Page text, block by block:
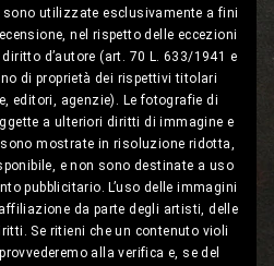
utilizzate esclusivamente a fini
nel rispetto delle eccezioni
d’autore (art. 70 L. 633/1941 e
di proprietà dei rispettivi titolari
editori, agenzie). Le fotografie di
a ulteriori diritti di immagine e
mostrate in risoluzione ridotta,
e non sono destinate a uso
pubblicitario. L’uso delle immagini
da parte degli artisti, delle
Se ritieni che un contenuto violi
alla verifica e, se del